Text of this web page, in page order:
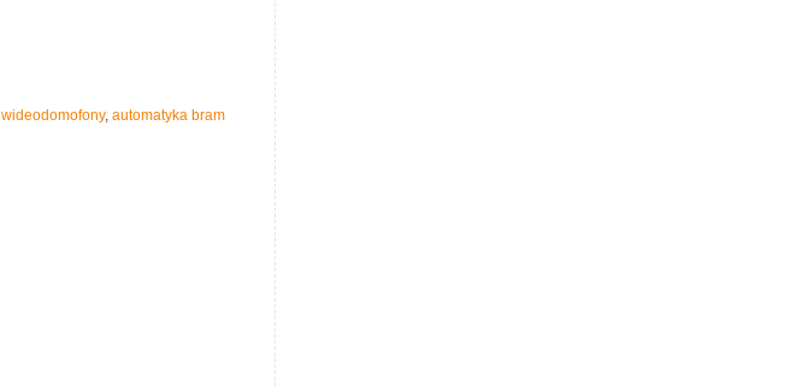
wideodomofony, automatyka bram